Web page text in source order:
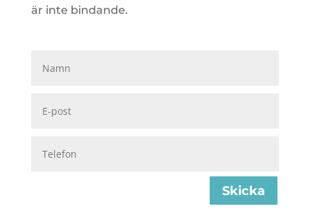
är inte bindande.
Skicka